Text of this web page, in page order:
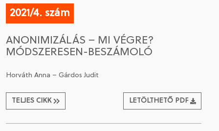
2021/4. szám
ANONIMIZÁLÁS – MI VÉGRE?
MÓDSZERESEN-BESZÁMOLÓ
Horváth Anna – Gárdos Judit
TELJES CIKK LETÖLTHETŐ PDF